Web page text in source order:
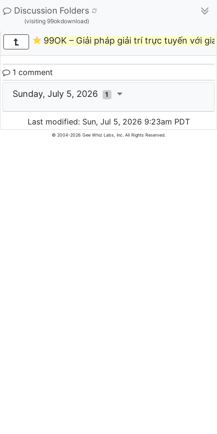
Discussion Folders
(visiting 99okdownload)
99OK – Giải pháp giải trí trực tuyến với
1 comment
Sunday, July 5, 2026 1
Last modified: Sun, Jul 5, 2026 9:23am PDT
© 2004-2026 Gee Whiz Labs, Inc. All Rights Reserved.